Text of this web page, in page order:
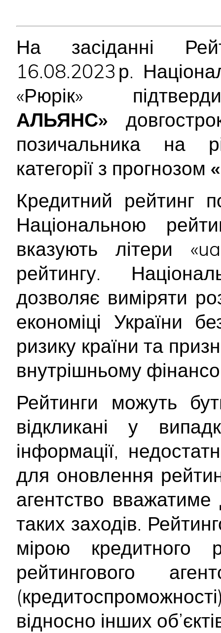
На засіданні
16.08.2023 р.
«Рюрік»
АЛЬЯНС»
позичальника на
категорії з прогнозом
Кредитний рейтинг
Національною
вказують літери
рейтингу.
дозволяє виміряти
економіці України
ризику країни та
внутрішньому
Рейтинги можуть
відкликані у
інформації,
для оновлення
агентство вважатиме
таких заходів.
мірою
рейтингового
відносно інших